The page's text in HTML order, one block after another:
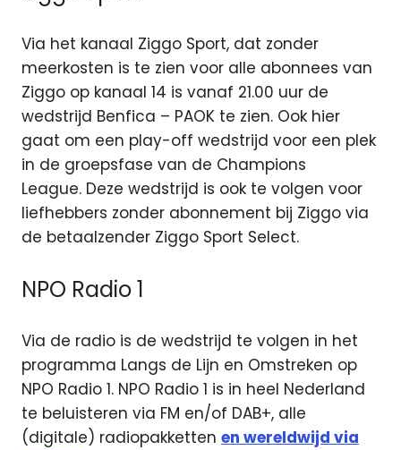
Via het kanaal Ziggo Sport, dat zonder
meerkosten is te zien voor alle abonnees van
Ziggo op kanaal 14 is vanaf 21.00 uur de
wedstrijd Benfica – PAOK te zien. Ook hier
gaat om een play-off wedstrijd voor een plek
in de groepsfase van de Champions
League. Deze wedstrijd is ook te volgen voor
liefhebbers zonder abonnement bij Ziggo via
de betaalzender Ziggo Sport Select.
NPO Radio 1
Via de radio is de wedstrijd te volgen in het
programma Langs de Lijn en Omstreken op
NPO Radio 1. NPO Radio 1 is in heel Nederland
te beluisteren via FM en/of DAB+, alle
(digitale) radiopakketten en wereldwijd via